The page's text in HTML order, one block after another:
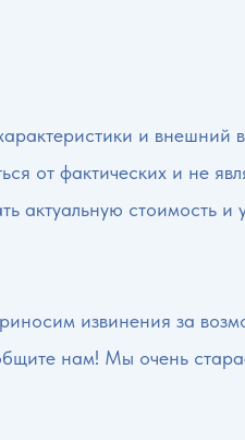
и внешний
от фактических и не
актуальную стоимость
извинения за
нам! Мы очень